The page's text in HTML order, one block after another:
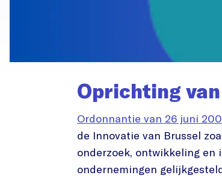
Oprichting
Ordonnantie van 26 juni
de Innovatie van Brussel
onderzoek, ontwikkeling en
ondernemingen